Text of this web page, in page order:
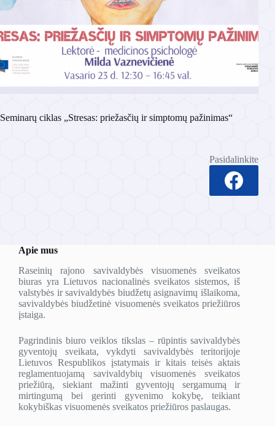
Seminarų ciklas „Stresas: priežasčių ir simptomų pažinimas“
Pasidalinkite
Apie mus
Raseinių rajono savivaldybės visuomenės sveikatos
biuras yra Lietuvos nacionalinės sveikatos sistemos, iš
valstybės ir savivaldybės biudžetų asignavimų išlaikoma,
savivaldybės biudžetinė visuomenės sveikatos priežiūros
įstaiga.
Pagrindinis biuro veiklos tikslas – rūpintis savivaldybės
gyventojų sveikata, vykdyti savivaldybės teritorijoje
Lietuvos Respublikos įstatymais ir kitais teisės aktais
reglamentuojamą savivaldybių visuomenės sveikatos
priežiūrą, siekiant mažinti gyventojų sergamumą ir
mirtingumą bei gerinti gyvenimo kokybę, teikiant
kokybiškas visuomenės sveikatos priežiūros paslaugas.